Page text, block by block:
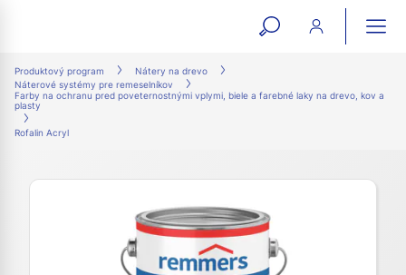
open
form
Produktový program
Nátery na drevo
Náterové systémy pre remeselníkov
Farby na ochranu pred poveternostnými vplymi, biele a farebné laky na drevo, kov a
plasty
Rofalin Acryl